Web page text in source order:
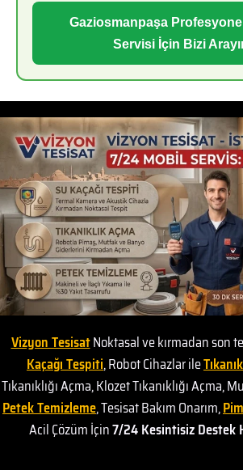
Gaziosmanpaşa
Servisi İçin Bizi
Vizyon TesisatNoktasal ve kırmadan son
Kaçağı Tespiti, Robot Cihazlar ile
Tıkanıklığı Açma, Klozet Tıkanıklığı Açma,
Petek Temizleme, Tesisat Bakım Onarım,
Acil Çözüm İçin7/24 Kesintisiz Destek